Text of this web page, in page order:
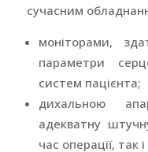
сучасним
моніторами,
параметри
систем пацієнта;
дихальною
адекватну
час операції, так